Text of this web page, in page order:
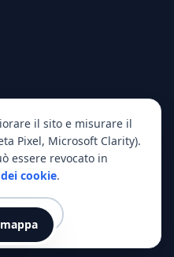
il sito e misurare il
Pixel, Microsoft Clarity).
essere revocato in
cookie.